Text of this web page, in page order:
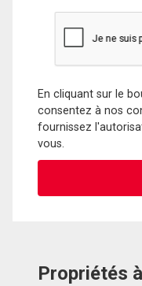
En cliquant sur le
consentez à nos
fournissez
vous.
Propriétés